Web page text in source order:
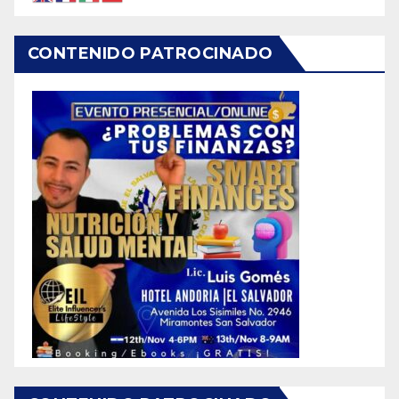
CONTENIDO PATROCINADO